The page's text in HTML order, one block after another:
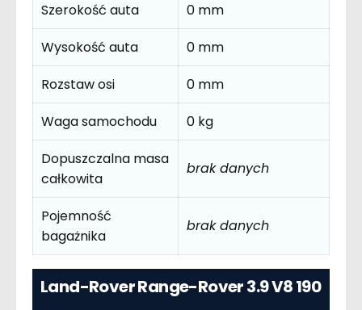
Szerokość auta
0 mm
Wysokość auta
0 mm
Rozstaw osi
0 mm
Waga samochodu
0 kg
Dopuszczalna masa
całkowita
brak danych
Pojemność
bagażnika
brak danych
Land-Rover Range-Rover 3.9 V8 190